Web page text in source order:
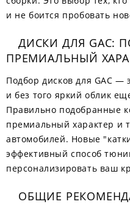
и не боится пробовать
ДИСКИ ДЛЯ GAC:
ПРЕМИАЛЬНЫЙ
Подбор дисков для GAC —
и без того яркий облик
Правильно подобранные
премиальный характер и
автомобилей. Новые
эффективный способ
персонализировать ваш
ОБЩИЕ